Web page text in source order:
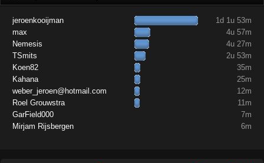
jeroenkooijman
1d 1u 53m
max
4u 57m
Nemesis
4u 27m
TSmits
2u 53m
Koen82
35m
Kahana
25m
weber_jeroen@hotmail.com
12m
Roel Grouwstra
11m
GarField000
7m
Mirjam Rijsbergen
6m